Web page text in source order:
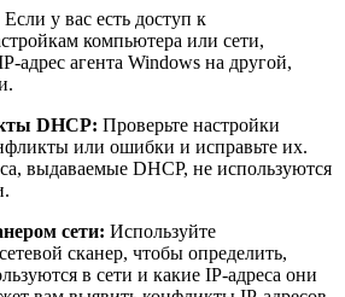
Если у вас есть доступ к
компьютера или сети,
адрес агента Windows на другой,
DHCP: Проверьте настройки
или ошибки и исправьте их.
выдаваемые DHCP, не используются
сети: Используйте
сканер, чтобы определить,
в сети и какие IP-адреса они